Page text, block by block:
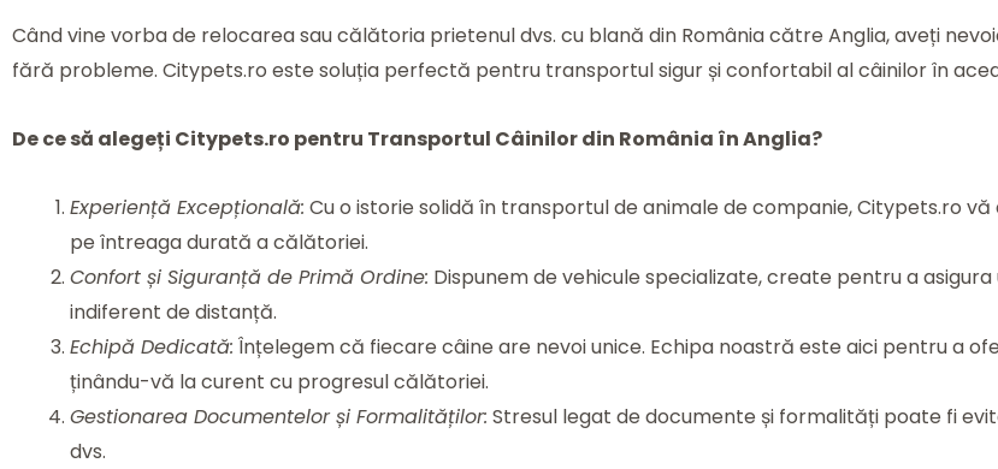
Când vine vorba de relocarea sau călătoria prietenul dvs. cu blană din România către Anglia, aveți
fără probleme. Citypets.ro este soluția perfectă pentru transportul sigur și confortabil al câinilor în
De ce să alegeți Citypets.ro pentru Transportul Câinilor din România în Anglia?
Experiență Excepțională: Cu o istorie solidă în transportul de animale de companie, Citypets.ro
pe întreaga durată a călătoriei.
Confort și Siguranță de Primă Ordine: Dispunem de vehicule specializate, create pentru a
indiferent de distanță.
Echipă Dedicată: Înțelegem că fiecare câine are nevoi unice. Echipa noastră este aici pentru a
ținându-vă la curent cu progresul călătoriei.
Gestionarea Documentelor și Formalităților: Stresul legat de documente și formalități poate fi
dvs.